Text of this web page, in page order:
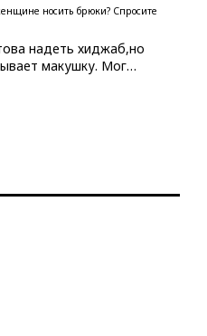
носить брюки? Спросите
надеть хиджаб,но
макушку. Мог…